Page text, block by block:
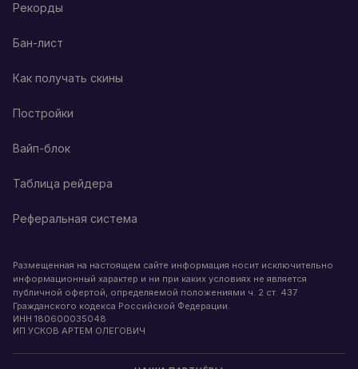
Рекорды
Бан-лист
Как получать скины
Постройки
Вайп-блок
Таблица рейдера
Реферальная система
Размещенная на настоящем сайте информация носит исключительно
информационный характер и ни при каких условиях не является
публичной офертой, определяемой положениями ч. 2 ст. 437
Гражданского кодекса Российской Федерации.
ИНН 180600035048
ИП УСКОВ АРТЕМ ОЛЕГОВИЧ